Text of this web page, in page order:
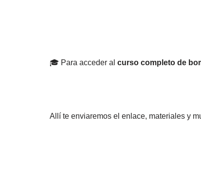
🎓 Para acceder al curso completo de
Allí te enviaremos el enlace, materiales y